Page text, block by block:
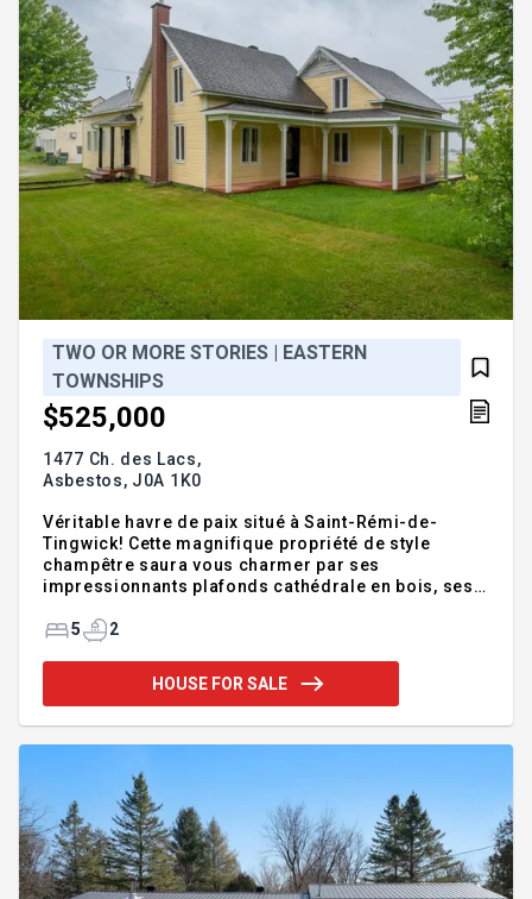
TWO OR MORE STORIES | EASTERN
TOWNSHIPS
$525,000
1477 Ch. des Lacs,
Asbestos, J0A 1K0
Véritable havre de paix situé à Saint-Rémi-de-
Tingwick! Cette magnifique propriété de style
champêtre saura vous charmer par ses
impressionnants plafonds cathédrale en bois, ses
son cachet unique. L'aire de vie principale,
chaleureuse et conviviale. La superbe mezzanine
ajoute caractère et polyvalence à l'ensemble. À
possibilités. Un endroit paisible où c
5 2
HOUSE FOR SALE